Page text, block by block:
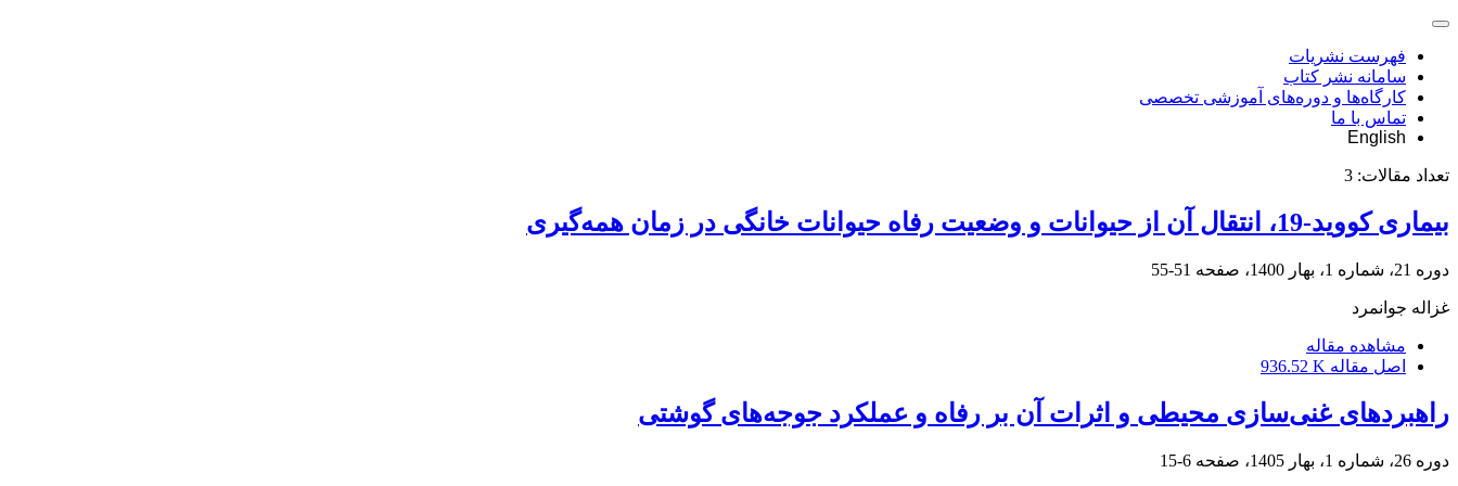
فهرست نشریات
سامانه نشر کتاب
کارگاه‌ها و دوره‌های آموزشی تخصصی
تماس با ما
English
تعداد مقالات: 3
بیماری کووید-19، انتقال آن از حیوانات و وضعیت رفاه حیوانات خانگی در زمان همه‌گیری
دوره 21، شماره 1، بهار 1400، صفحه 51-55
غزاله جوانمرد
مشاهده مقاله
اصل مقاله 936.52 K
راهبردهای غنی‌سازی محیطی و اثرات آن بر رفاه و عملکرد جوجه‌های گوشتی
دوره 26، شماره 1، بهار 1405، صفحه 6-15